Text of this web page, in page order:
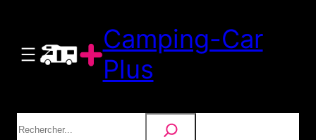
contenu
Camping-Car
Plus